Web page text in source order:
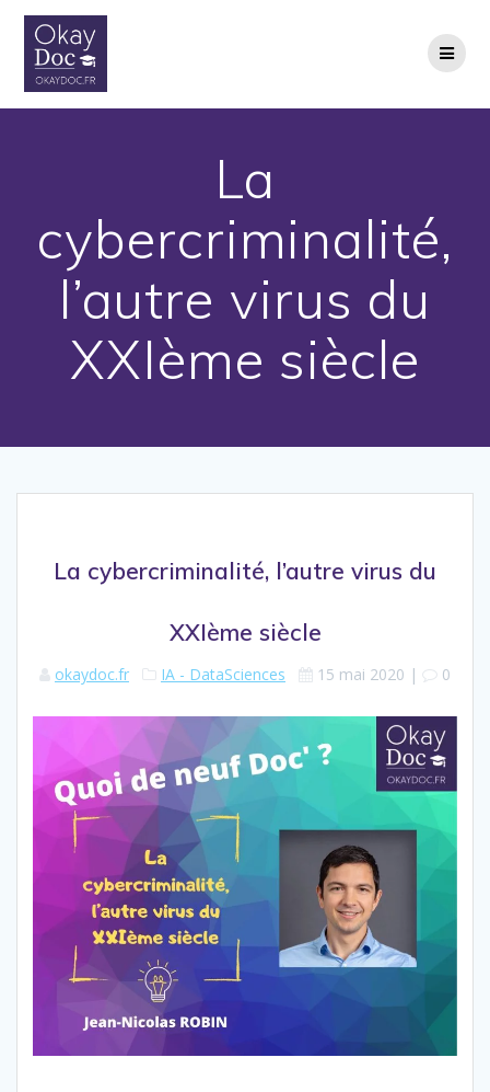
La
cybercriminalité,
l’autre virus du
XXIème siècle
La cybercriminalité, l’autre virus du
XXIème siècle
okaydoc.fr IA - DataSciences 15 mai 2020 | 0